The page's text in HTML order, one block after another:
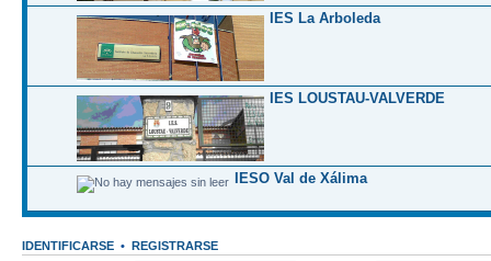
IES La Arboleda
IES LOUSTAU-VALVERDE
IESO Val de Xálima
IDENTIFICARSE • REGISTRARSE